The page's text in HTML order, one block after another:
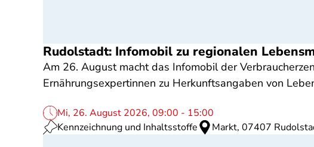
Rudolstadt: Infomobil zu regionalen
Am 26. August macht das Infomobil der
Ernährungsexpertinnen zu Herkunftsangaben von
Mi, 26. August 2026, 09:00 - 15:00
Kennzeichnung und Inhaltsstoffe
Markt, 07407